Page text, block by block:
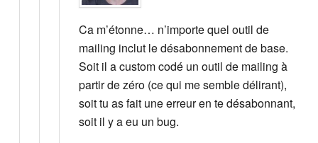
Ca m’étonne… n’importe quel outil de
mailing inclut le désabonnement de base.
Soit il a custom codé un outil de mailing à
partir de zéro (ce qui me semble délirant),
soit tu as fait une erreur en te désabonnant,
soit il y a eu un bug.